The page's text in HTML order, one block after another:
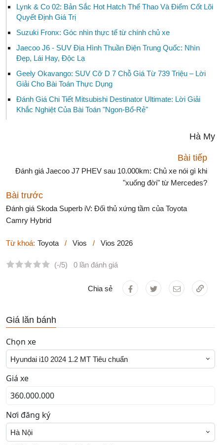
Lynk & Co 02: Bản Sắc Hot Hatch Thể Thao Và Điểm Cốt Lõi
Quyết Định Giá Trị
Suzuki Fronx: Góc nhìn thực tế từ chính chủ xe
Jaecoo J6 - SUV Địa Hình Thuần Điện Trung Quốc: Nhìn
Đẹp, Lái Hay, Độc Lạ
Geely Okavango: SUV Cỡ D 7 Chỗ Giá Từ 739 Triệu – Lời
Giải Cho Bài Toán Thực Dụng
Đánh Giá Chi Tiết Mitsubishi Destinator Ultimate: Lời Giải
Khắc Nghiệt Của Bài Toán "Ngon-Bổ-Rẻ"
Hà My
Bài tiếp
Đánh giá Jaecoo J7 PHEV sau 10.000km: Chủ xe nói gì khi
"xuống đời" từ Mercedes?
Bài trước
Đánh giá Skoda Superb iV: Đối thủ xứng tầm của Toyota
Camry Hybrid
Từ khoá: Toyota / Vios / Vios 2026
(-/5) 0 lần đánh giá
Chia sẻ
Giá lăn bánh
Chọn xe
Hyundai i10 2024 1.2 MT Tiêu chuẩn
Giá xe
Nơi đăng ký
Hà Nội